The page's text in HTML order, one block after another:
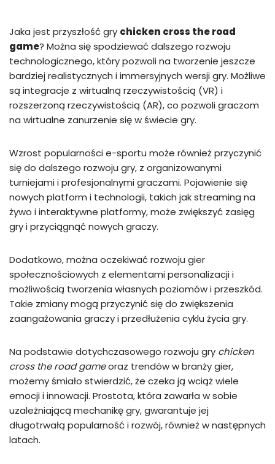
Jaka jest przyszłość gry chicken cross the road
game? Można się spodziewać dalszego rozwoju
technologicznego, który pozwoli na tworzenie jeszcze
bardziej realistycznych i immersyjnych wersji gry. Możliwe
są integracje z wirtualną rzeczywistością (VR) i
rozszerzoną rzeczywistością (AR), co pozwoli graczom
na wirtualne zanurzenie się w świecie gry.
Wzrost popularności e-sportu może również przyczynić
się do dalszego rozwoju gry, z organizowanymi
turniejami i profesjonalnymi graczami. Pojawienie się
nowych platform i technologii, takich jak streaming na
żywo i interaktywne platformy, może zwiększyć zasięg
gry i przyciągnąć nowych graczy.
Dodatkowo, można oczekiwać rozwoju gier
społecznościowych z elementami personalizacji i
możliwością tworzenia własnych poziomów i przeszkód.
Takie zmiany mogą przyczynić się do zwiększenia
zaangażowania graczy i przedłużenia cyklu życia gry.
Na podstawie dotychczasowego rozwoju gry chicken
cross the road gameoraz trendów w branży gier,
możemy śmiało stwierdzić, że czeka ją wciąż wiele
emocji i innowacji. Prostota, która zawarła w sobie
uzależniającą mechanikę gry, gwarantuje jej
długotrwałą popularność i rozwój, również w następnych
latach.